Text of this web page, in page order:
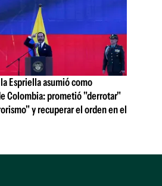
Espriella asumió como
Colombia: prometió "derrotar"
y recuperar el orden en el